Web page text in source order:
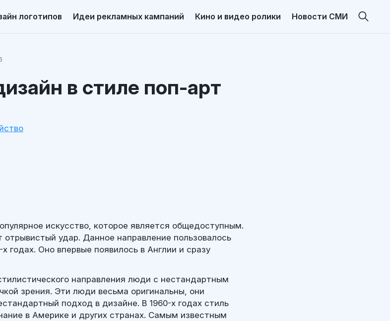
логотипов Идеи рекламных кампаний Кино и видео ролики Новости СМИ
в стиле поп-арт
искусство, которое является общедоступным.
отрывистый удар. Данное направление пользовалось
годах. Оно впервые появилось в Англии и сразу
направления люди с нестандартным
зрения. Эти люди весьма оригинальны, они
подход в дизайне. В 1960-х годах стиль
в Америке и других странах. Самым известным